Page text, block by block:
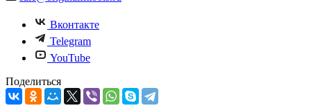
Вконтакте
Telegram
YouTube
Поделиться